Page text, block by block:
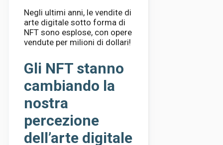
Negli ultimi anni, le vendite di
arte digitale sotto forma di
NFT sono esplose, con opere
vendute per milioni di dollari!
Gli NFT stanno
cambiando la
nostra
percezione
dell’arte digitale